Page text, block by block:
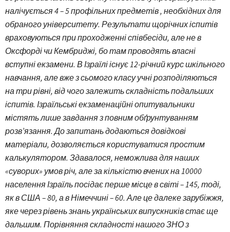
налічується 4 – 5 профільних предметів , необхідних для
обраного університету. Результати щорічних іспитів
враховуються при проходженні співбесіди, але не в
Оксфорді чи Кембриджі, бо там проводять власні
вступні екзамени. В Ізраїлі існує 12-річний курс шкільного
навчання, але вже з сьомого класу учні розподіляються
на три рівні, від чого залежить складність подальших
іспитів. Ізраїльські екзаменаційні опитувальники
містять лише завдання з повним обґрунтуванням
розв’язання. До запитань додаються довідкові
матеріали, дозволяється користуватися простим
калькулятором. Здавалося, неможлива для наших
«суворих» умов річ, але за кількістю вчених на 10000
населення Ізраїль посідає перше місце в світі – 145, тоді,
як в США – 80, а в Німеччині – 60. Але це далеке зарубіжжя,
яке через рівень знань українських випускників стає ще
дальшим. Порівняння складності нашого ЗНО з